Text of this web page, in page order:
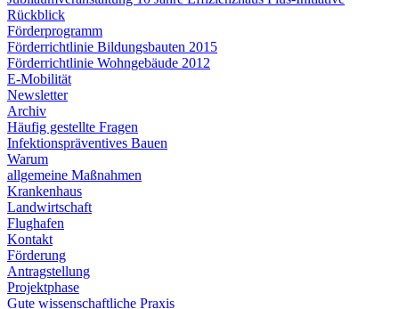
Rückblick
Förderprogramm
Förderrichtlinie Bildungsbauten 2015
Förderrichtlinie Wohngebäude 2012
E-Mobilität
Newsletter
Archiv
Häufig gestellte Fragen
Infektionspräventives Bauen
Warum
allgemeine Maßnahmen
Krankenhaus
Landwirtschaft
Flughafen
Kontakt
Förderung
Antragstellung
Projektphase
Gute wissenschaftliche Praxis